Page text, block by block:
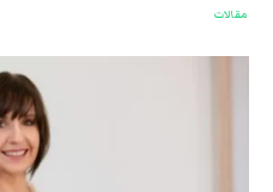
مقالات